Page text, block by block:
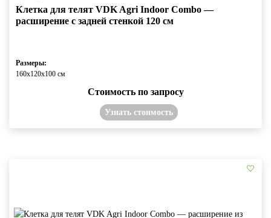
Клетка для телят VDK Agri Indoor Combo —
расширение с задней стенкой 120 см
Размеры:
160х120х100 см
Стоимость по запросу
Узнать стоимость